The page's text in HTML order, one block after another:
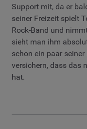
Support mit, da er
seiner Freizeit spielt
Rock-Band und
sieht man ihm
schon ein paar
versichern, dass das
hat.